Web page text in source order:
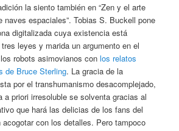
la siento también en “Zen y el arte
naves espaciales”. Tobias S. Buckell pone
digitalizada cuya existencia está
leyes y marida un argumento en el
robots asimovianos conlos relatos
de Bruce Sterling. La gracia de la
por el transhumanismo desacomplejado,
a priori irresoluble se solventa gracias al
que hará las delicias de los fans del
acogotar con los detalles. Pero tampoco